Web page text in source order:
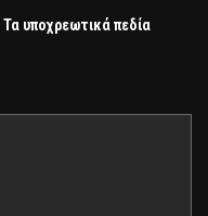
Τα υποχρεωτικά πεδία